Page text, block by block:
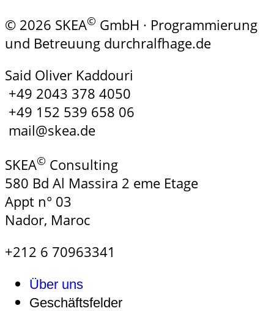
© 2026 SKEA© GmbH · Programmierung
und Betreuung durchralfhage.de
Said Oliver Kaddouri
+49 2043 378 4050
+49 152 539 658 06
mail@skea.de
SKEA© Consulting
580 Bd Al Massira 2 eme Etage
Appt n° 03
Nador, Maroc
+212 6 70963341
Über uns
Geschäftsfelder